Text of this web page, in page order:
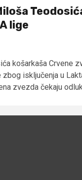
lige
košarkaša Crvene
zbog isključenja u
zvezda čekaju